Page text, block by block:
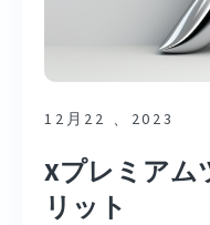
12月22 、2023
Xプレミアム
リット